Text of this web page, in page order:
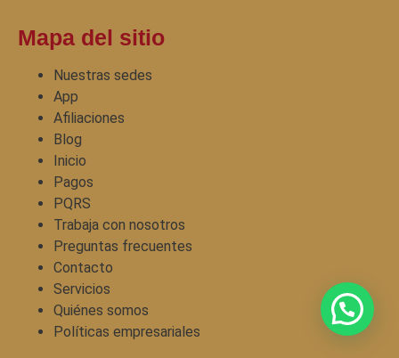
Mapa del sitio
Nuestras sedes
App
Afiliaciones
Blog
Inicio
Pagos
PQRS
Trabaja con nosotros
Preguntas frecuentes
Contacto
Servicios
Quiénes somos
Políticas empresariales